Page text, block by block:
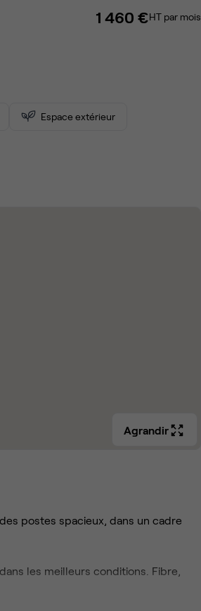
1 460 €HT par mois
Espace extérieur
Agrandir
postes spacieux, dans un cadre
les meilleurs conditions. Fibre,